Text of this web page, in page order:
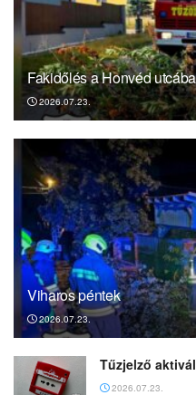
Fakidőlés a Honvéd
2026.07.23.
Viharos péntek
2026.07.23.
Tűzjelző
2026.07.23.